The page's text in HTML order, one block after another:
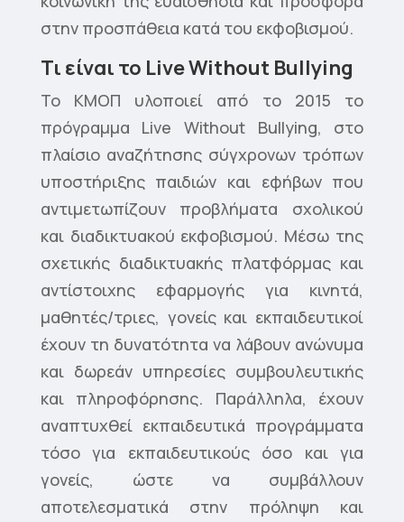
στην προσπάθεια κατά του εκφοβισμού.
Τι είναι το Live Without Bullying
Το ΚΜΟΠ υλοποιεί από το 2015 το
πρόγραμμα Live Without Bullying, στο
πλαίσιο αναζήτησης σύγχρονων τρόπων
υποστήριξης παιδιών και εφήβων που
αντιμετωπίζουν προβλήματα σχολικού
και διαδικτυακού εκφοβισμού. Μέσω της
σχετικής διαδικτυακής πλατφόρμας και
αντίστοιχης εφαρμογής για κινητά,
μαθητές/τριες, γονείς και εκπαιδευτικοί
έχουν τη δυνατότητα να λάβουν ανώνυμα
και δωρεάν υπηρεσίες συμβουλευτικής
και πληροφόρησης. Παράλληλα, έχουν
αναπτυχθεί εκπαιδευτικά προγράμματα
τόσο για εκπαιδευτικούς όσο και για
γονείς, ώστε να συμβάλλουν
αποτελεσματικά στην πρόληψη και